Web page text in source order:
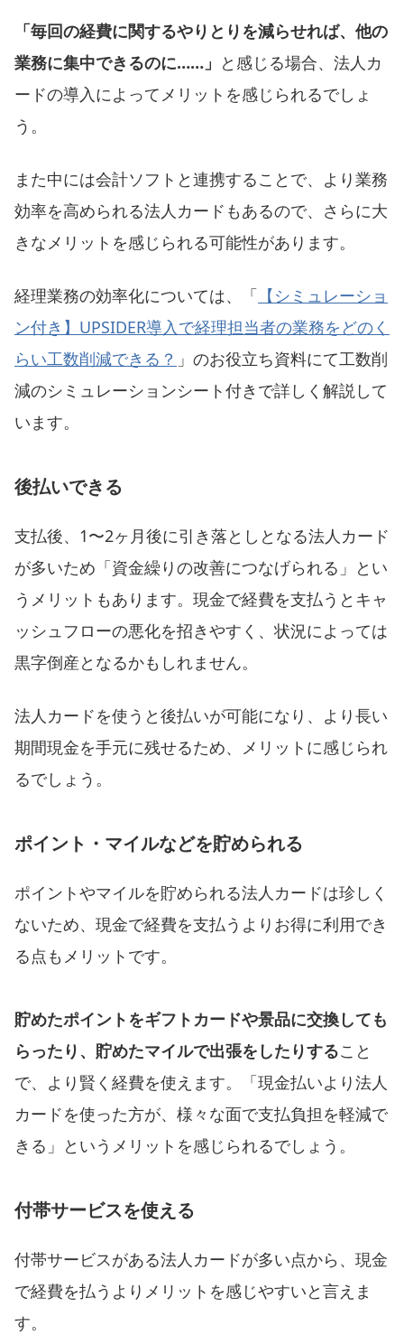
「毎回の経費に関するやりとりを減らせれば、他の
業務に集中できるのに……」 と感じる場合、法人カ
ードの導入によってメリットを感じられるでしょ
う。
また中には会計ソフトと連携することで、より業務
効率を高められる法人カードもあるので、さらに大
きなメリットを感じられる可能性があります。
経理業務の効率化については、「 【シミュレーショ
ン付き】UPSIDER導入で経理担当者の業務をどのく
らい工数削減できる？ 」のお役立ち資料にて工数削
減のシミュレーションシート付きで詳しく解説して
います。
後払いできる
支払後、1〜2ヶ月後に引き落としとなる法人カード
が多いため「資金繰りの改善につなげられる」とい
うメリットもあります。現金で経費を支払うとキャ
ッシュフローの悪化を招きやすく、状況によっては
黒字倒産となるかもしれません。
法人カードを使うと後払いが可能になり、より長い
期間現金を手元に残せるため、メリットに感じられ
るでしょう。
ポイント・マイルなどを貯められる
ポイントやマイルを貯められる法人カードは珍しく
ないため、現金で経費を支払うよりお得に利用でき
る点もメリットです。
貯めたポイントをギフトカードや景品に交換しても
らったり、貯めたマイルで出張をしたりすること
で、より賢く経費を使えます。「現金払いより法人
カードを使った方が、様々な面で支払負担を軽減で
きる」というメリットを感じられるでしょう。
付帯サービスを使える
付帯サービスがある法人カードが多い点から、現金
で経費を払うよりメリットを感じやすいと言えま
す。